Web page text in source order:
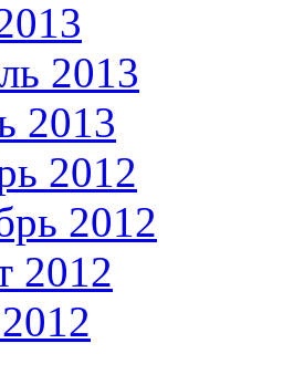
2013
2013
2012
2012
2012